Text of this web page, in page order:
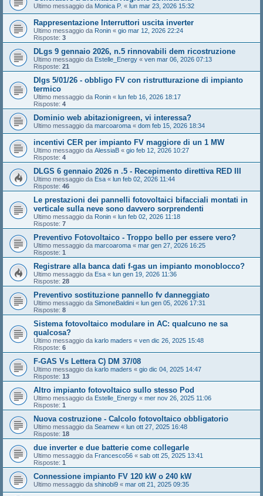
Ultimo messaggio da Monica P. « lun mar 23, 2026 15:32
Rappresentazione Interruttori uscita inverter
Ultimo messaggio da Ronin « gio mar 12, 2026 22:24
Risposte: 3
DLgs 9 gennaio 2026, n.5 rinnovabili dem ricostruzione
Ultimo messaggio da Estelle_Energy « ven mar 06, 2026 07:13
Risposte: 21
Dlgs 5/01/26 - obbligo FV con ristrutturazione di impianto
termico
Ultimo messaggio da Ronin « lun feb 16, 2026 18:17
Risposte: 4
Dominio web abitazionigreen, vi interessa?
Ultimo messaggio da marcoaroma « dom feb 15, 2026 18:34
incentivi CER per impianto FV maggiore di un 1 MW
Ultimo messaggio da AlessiaB « gio feb 12, 2026 10:27
Risposte: 4
DLGS 6 gennaio 2026 n .5 - Recepimento direttiva RED III
Ultimo messaggio da Esa « lun feb 02, 2026 11:44
Risposte: 46
Le prestazioni dei pannelli fotovoltaici bifacciali montati in
verticale sulla neve sono davvero sorprendenti
Ultimo messaggio da Ronin « lun feb 02, 2026 11:18
Risposte: 7
Preventivo Fotovoltaico - Troppo bello per essere vero?
Ultimo messaggio da marcoaroma « mar gen 27, 2026 16:25
Risposte: 1
Registrare alla banca dati f-gas un impianto monoblocco?
Ultimo messaggio da Esa « lun gen 19, 2026 11:36
Risposte: 28
Preventivo sostituzione pannello fv danneggiato
Ultimo messaggio da SimoneBaldini « lun gen 05, 2026 17:31
Risposte: 8
Sistema fotovoltaico modulare in AC: qualcuno ne sa
qualcosa?
Ultimo messaggio da karlo maders « ven dic 26, 2025 15:48
Risposte: 6
F-GAS Vs Lettera C) DM 37/08
Ultimo messaggio da karlo maders « gio dic 04, 2025 14:47
Risposte: 13
Altro impianto fotovoltaico sullo stesso Pod
Ultimo messaggio da Estelle_Energy « mer nov 26, 2025 11:06
Risposte: 1
Nuova costruzione - Calcolo fotovoltaico obbligatorio
Ultimo messaggio da Seamew « lun ott 27, 2025 16:48
Risposte: 18
due inverter e due batterie come collegarle
Ultimo messaggio da Francesco56 « sab ott 25, 2025 13:41
Risposte: 1
Connessione impianto FV 120 kW o 240 kW
Ultimo messaggio da shinobi9 « mar ott 21, 2025 09:35